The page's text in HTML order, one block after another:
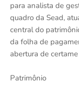
para analista de
quadro da Sead,
central do
da folha de
abertura de
Patrimônio